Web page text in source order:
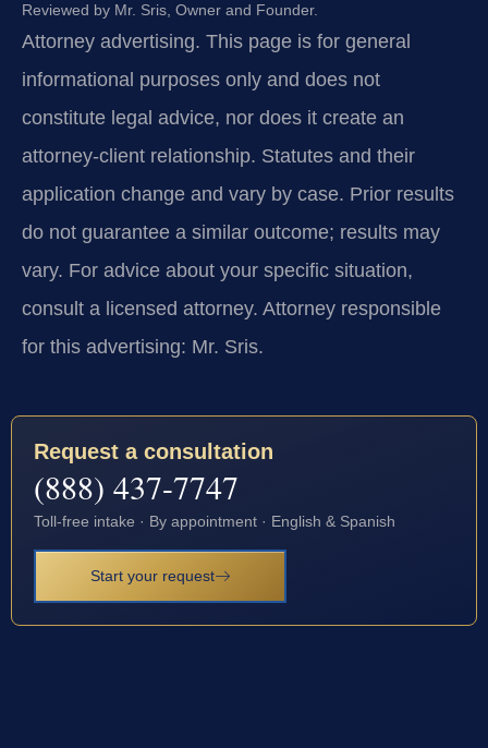
Reviewed by Mr. Sris, Owner and Founder.
Attorney advertising. This page is for general
informational purposes only and does not
constitute legal advice, nor does it create an
attorney-client relationship. Statutes and their
application change and vary by case. Prior results
do not guarantee a similar outcome; results may
vary. For advice about your specific situation,
consult a licensed attorney. Attorney responsible
for this advertising: Mr. Sris.
Request a consultation
(888) 437-7747
Toll-free intake · By appointment · English & Spanish
Start your request